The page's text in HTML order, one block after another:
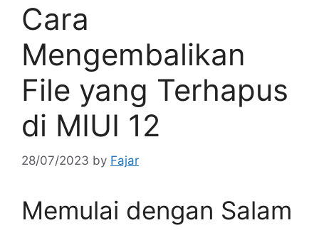
Cara
Mengembalikan
File yang Terhapus
di MIUI 12
28/07/2023 by Fajar
Memulai dengan Salam